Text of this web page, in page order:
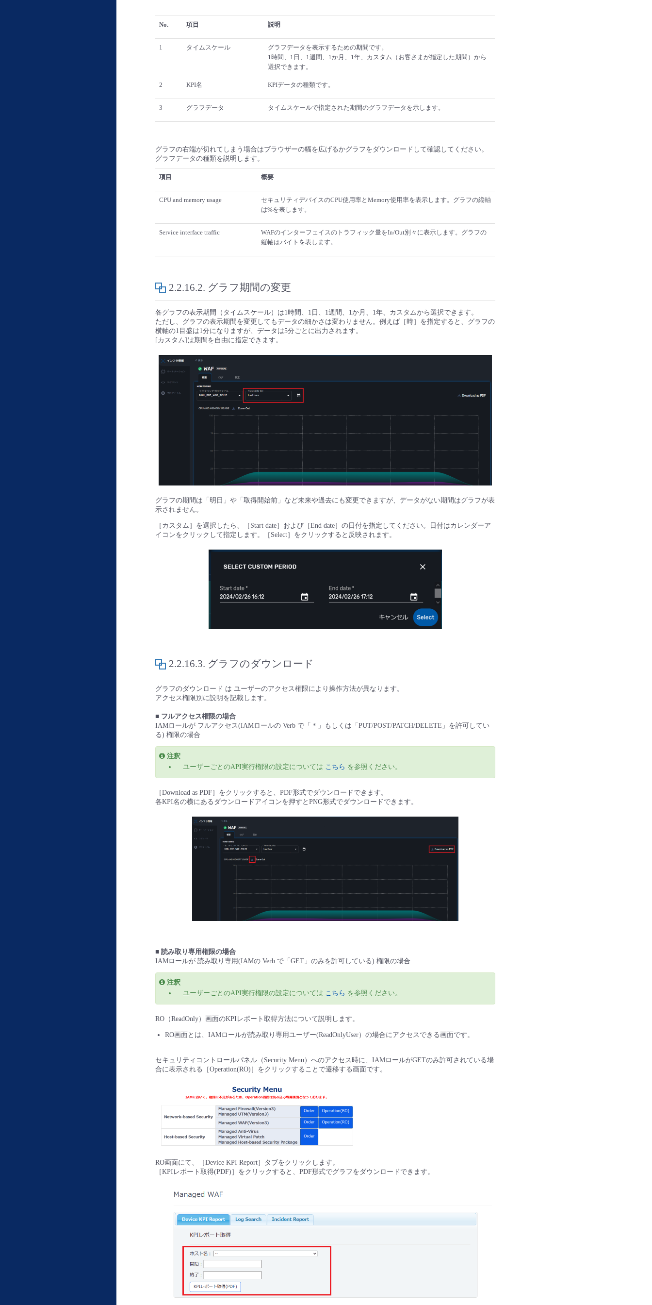
No. 項目 説明
1 タイムスケール
グラフデータを表示するための期間です。
1時間、1日、1週間、1か月、1年、カスタム（お客さまが指定した期間）から
選択できます。
2 KPI名 KPIデータの種類です。
3 グラフデータ タイムスケールで指定された期間のグラフデータを示します。
グラフの右端が切れてしまう場合はブラウザーの幅を広げるかグラフをダウンロードして確認してください。
グラフデータの種類を説明します。
項目 概要
CPU and memory usage
セキュリティデバイスのCPU使用率とMemory使用率を表示します。グラフの縦軸
は%を表します。
Service interface traffic
WAFのインターフェイスのトラフィック量をIn/Out別々に表示します。グラフの
縦軸はバイトを表します。
2.2.16.2. グラフ期間の変更
各グラフの表示期間（タイムスケール）は1時間、1日、1週間、1か月、1年、カスタムから選択できます。
ただし、グラフの表示期間を変更してもデータの細かさは変わりません。例えば［時］を指定すると、グラフの
横軸の1目盛は1分になりますが、データは5分ごとに出力されます。
[カスタム]は期間を自由に指定できます。
グラフの期間は「明日」や「取得開始前」など未来や過去にも変更できますが、データがない期間はグラフが表
示されません。
［カスタム］を選択したら、［Start date］および［End date］の日付を指定してください。日付はカレンダーア
イコンをクリックして指定します。［Select］をクリックすると反映されます。
2.2.16.3. グラフのダウンロード
グラフのダウンロード は ユーザーのアクセス権限により操作方法が異なります。
アクセス権限別に説明を記載します。
■ フルアクセス権限の場合
IAMロールが フルアクセス(IAMロールの Verb で「＊」もしくは「PUT/POST/PATCH/DELETE」を許可してい
る) 権限の場合
注釈
ユーザーごとのAPI実行権限の設定については こちら を参照ください。
［Download as PDF］をクリックすると、PDF形式でダウンロードできます。
各KPI名の横にあるダウンロードアイコンを押すとPNG形式でダウンロードできます。
■ 読み取り専用権限の場合
IAMロールが 読み取り専用(IAMの Verb で「GET」のみを許可している) 権限の場合
注釈
ユーザーごとのAPI実行権限の設定については こちら を参照ください。
RO（ReadOnly）画面のKPIレポート取得方法について説明します。
RO画面とは、IAMロールが読み取り専用ユーザー(ReadOnlyUser）の場合にアクセスできる画面です。
セキュリティコントロールパネル（Security Menu）へのアクセス時に、IAMロールがGETのみ許可されている場
合に表示される［Operation(RO)］をクリックすることで遷移する画面です。
RO画面にて、［Device KPI Report］タブをクリックします。
［KPIレポート取得(PDF)］をクリックすると、PDF形式でグラフをダウンロードできます。